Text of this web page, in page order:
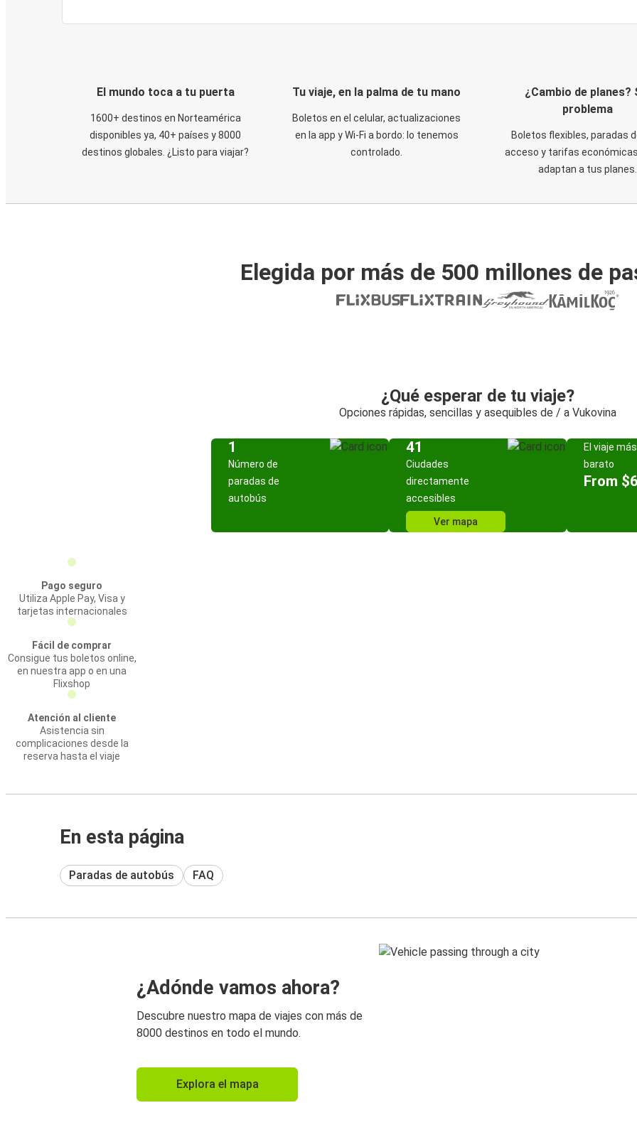
El mundo toca a tu puerta
1600+ destinos en Norteamérica
disponibles ya, 40+ países y 8000
destinos globales. ¿Listo para viajar?
Tu viaje, en la palma de tu mano
Boletos en el celular, actualizaciones
en la app y Wi-Fi a bordo: lo tenemos
controlado.
¿Cambio de planes?
problema
Boletos flexibles, paradas
acceso y tarifas
adaptan a tus planes.
Elegida por más de 500 millones de
¿Qué esperar de tu viaje?
Opciones rápidas, sencillas y asequibles de / a Vukovina
1
Número de
paradas de
autobús
41
Ciudades
directamente
accesibles
Ver mapa
El viaje más
barato
From
Pago seguro
Utiliza Apple Pay, Visa y
tarjetas internacionales
Fácil de comprar
Consigue tus boletos online,
en nuestra app o en una
Flixshop
Atención al cliente
Asistencia sin
complicaciones desde la
reserva hasta el viaje
En esta página
Paradas de autobús FAQ
¿Adónde vamos ahora?
Descubre nuestro mapa de viajes con más de
8000 destinos en todo el mundo.
Explora el mapa